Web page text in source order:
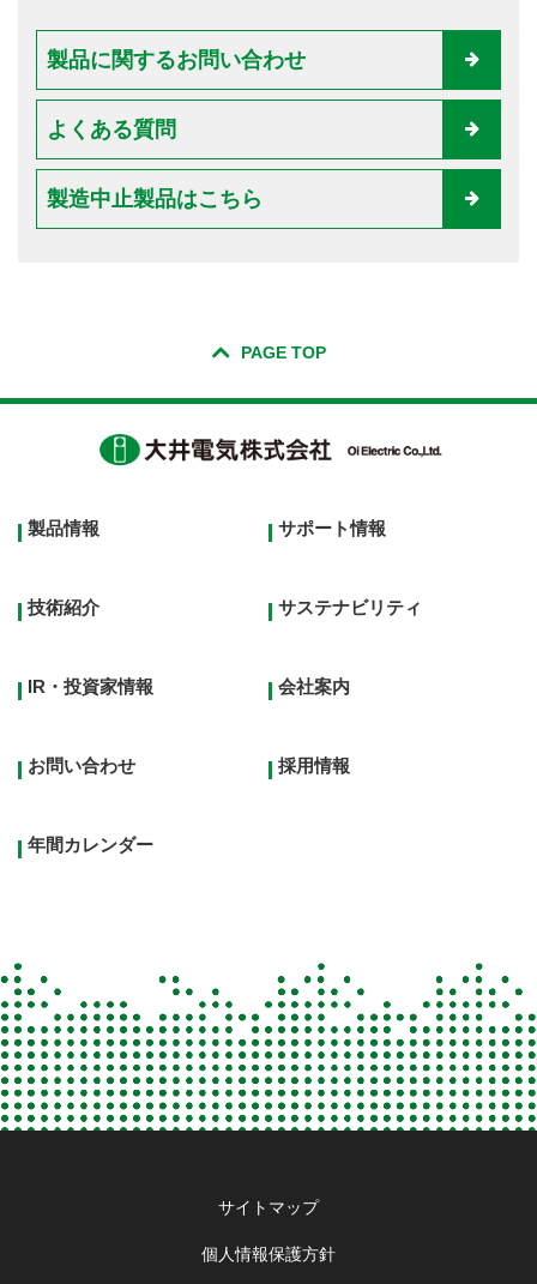
Information
Before
Footer
製品に関するお問い合わせ
よくある質問
製造中止製品はこちら
PAGE TOP
Footer
menu
製品情報 サポート情報
技術紹介 サステナビリティ
IR・投資家情報 会社案内
お問い合わせ 採用情報
年間カレンダー
サイトマップ
個人情報保護方針